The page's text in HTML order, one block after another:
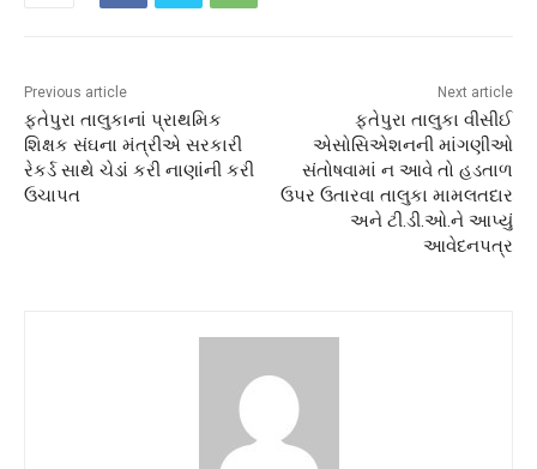
Previous article
ફતેપુરા તાલુકાનાં પ્રાથમિક
શિક્ષક સંઘના મંત્રીએ સરકારી
રેકર્ડ સાથે ચેડાં કરી નાણાંની કરી
ઉચાપત
Next article
ફતેપુરા તાલુકા વીસીઈ
એસોસિએશનની માંગણીઓ
સંતોષવામાં ન આવે તો હડતાળ
ઉપર ઉતારવા તાલુકા મામલતદાર
અને ટી.ડી.ઓ.ને આપ્યું
આવેદનપત્ર